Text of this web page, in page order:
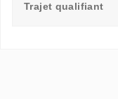
Trajet qualifiant